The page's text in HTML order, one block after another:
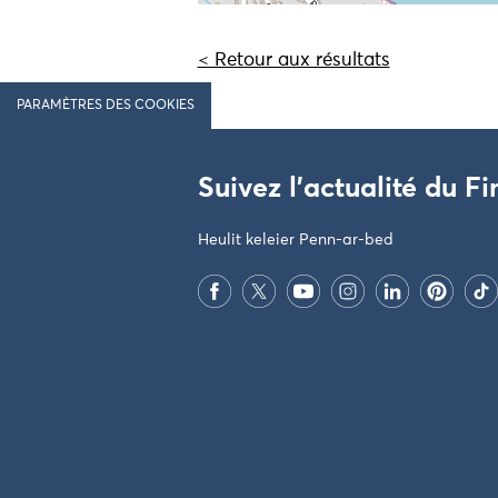
< Retour aux résultats
PARAMÈTRES DES COOKIES
Suivez l'actualité du
Heulit keleier Penn-ar-bed